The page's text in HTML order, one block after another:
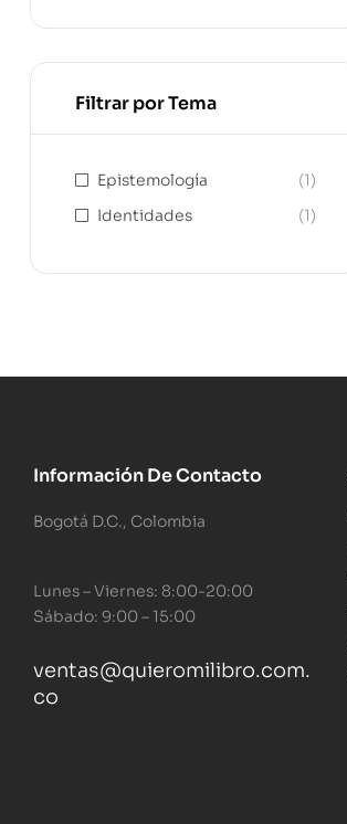
Filtrar por Tema
Epistemología
(1)
Identidades
(1)
Información De Contacto
Bogotá D.C., Colombia
Lunes – Viernes: 8:00-20:00
Sábado: 9:00 – 15:00
ventas@quieromilibro.com.
co